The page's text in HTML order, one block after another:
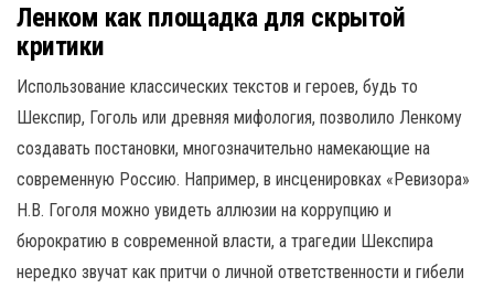
Ленком как площадка для скрытой
критики
Использование классических текстов и героев, будь то
Шекспир, Гоголь или древняя мифология, позволило Ленкому
создавать постановки, многозначительно намекающие на
современную Россию. Например, в инсценировках «Ревизора»
Н.В. Гоголя можно увидеть аллюзии на коррупцию и
бюрократию в современной власти, а трагедии Шекспира
нередко звучат как притчи о личной ответственности и гибели